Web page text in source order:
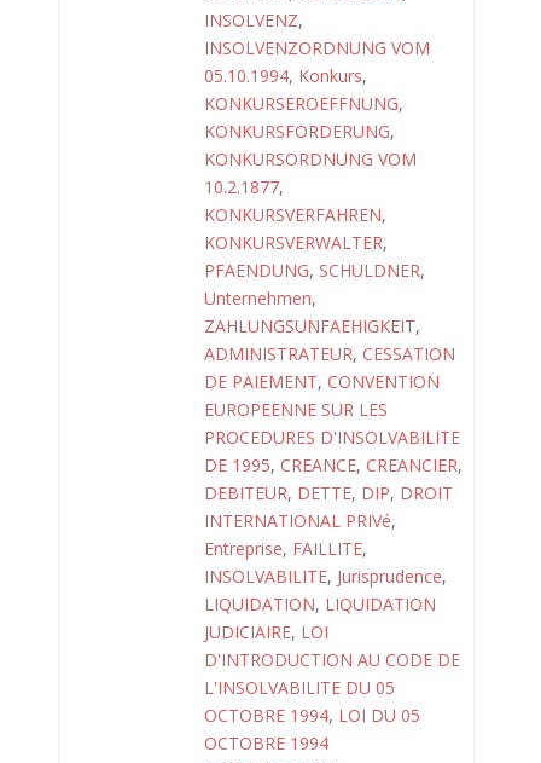
INSOLVENZ,
INSOLVENZORDNUNG VOM
05.10.1994, Konkurs,
KONKURSEROEFFNUNG,
KONKURSFORDERUNG,
KONKURSORDNUNG VOM
10.2.1877,
KONKURSVERFAHREN,
KONKURSVERWALTER,
PFAENDUNG, SCHULDNER,
Unternehmen,
ZAHLUNGSUNFAEHIGKEIT,
ADMINISTRATEUR, CESSATION
DE PAIEMENT, CONVENTION
EUROPEENNE SUR LES
PROCEDURES D'INSOLVABILITE
DE 1995, CREANCE, CREANCIER,
DEBITEUR, DETTE, DIP, DROIT
INTERNATIONAL PRIVé,
Entreprise, FAILLITE,
INSOLVABILITE, Jurisprudence,
LIQUIDATION, LIQUIDATION
JUDICIAIRE, LOI
D'INTRODUCTION AU CODE DE
L'INSOLVABILITE DU 05
OCTOBRE 1994, LOI DU 05
OCTOBRE 1994